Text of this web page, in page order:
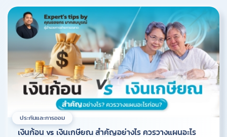
ประกันและการออม
เงินก้อน vs เงินเกษียณ สำคัญอย่างไร ควรวางแผนอะไร